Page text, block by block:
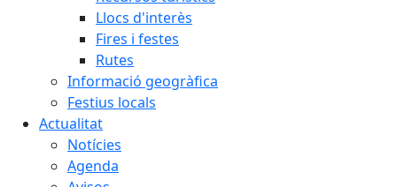
Llocs d'interès
Fires i festes
Rutes
Informació geogràfica
Festius locals
Actualitat
Notícies
Agenda